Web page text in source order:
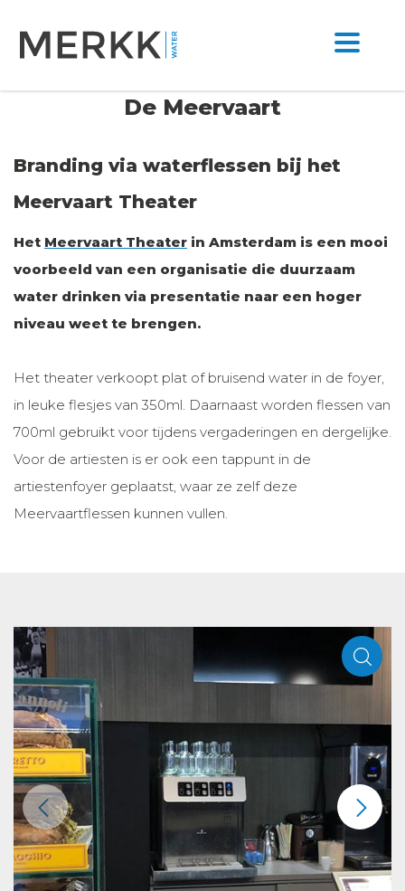
De Meervaart
Branding via waterflessen bij het
Meervaart Theater
Het Meervaart Theater in Amsterdam is een mooi
voorbeeld van een organisatie die duurzaam
water drinken via presentatie naar een hoger
niveau weet te brengen.
Het theater verkoopt plat of bruisend water in de foyer,
in leuke flesjes van 350ml. Daarnaast worden flessen van
700ml gebruikt voor tijdens vergaderingen en dergelijke.
Voor de artiesten is er ook een tappunt in de
artiestenfoyer geplaatst, waar ze zelf deze
Meervaartflessen kunnen vullen.